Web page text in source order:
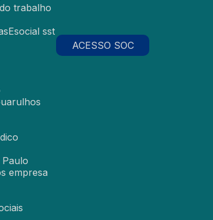
trabalho
Esocial sst
Paulo
empresa
ACESSO SOC